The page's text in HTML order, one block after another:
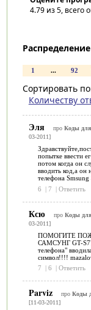
4.79из 5, всего
1 ... 92
Сортировать
Количеству
Эля про Коды для
03-2011]
попытке ввести
потом когда он
вводить код,а он
телефона Smsung
6
| 7 | Ответить
Ксю про Коды
03-2011]
ПОМОГИТЕ
САМСУНГ GT-
телефона"
символ!!!!
7
| 6 | Ответить
Parviz про Коды
[11-03-2011]